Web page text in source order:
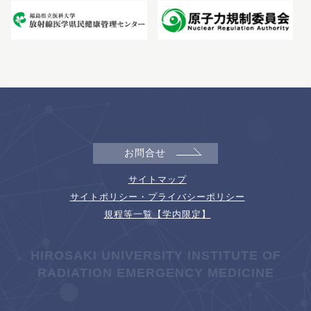
お問合せ
サイトマップ
サイトポリシー・プライバシーポリシー
規程等一覧【学内限定】
HIROSAKI UNIVERSITY INSTITUTE OF
RADIATION EMERGENCY MEDICINE